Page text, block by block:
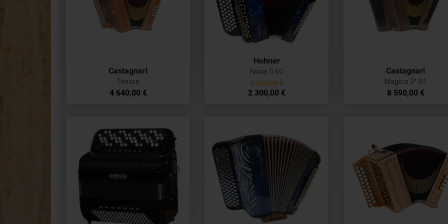
Castagnari
Tenore
Prix
4 640,00 €
Hohner
Nova II 60
Prix
de
2 350,00 €
Prix
2 300,00 €
Noir
brillant
Rouge
marbré
Bleu
marbré
Castagnari
Magica 3° S1
Prix
8 590,00 €